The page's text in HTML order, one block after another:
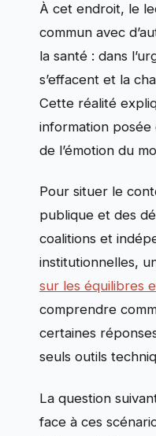
À cet endroit, le
commun avec
la santé : dans
s’effacent et la
Cette réalité
information
de l’émotion du
Pour situer le
publique et des
coalitions et
institutionnelles,
sur les équilibres
comprendre
certaines
seuls outils
La question
face à ces